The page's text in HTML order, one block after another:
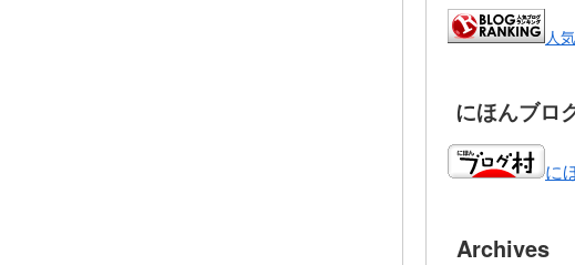
人
にほんブロ
に
Archives